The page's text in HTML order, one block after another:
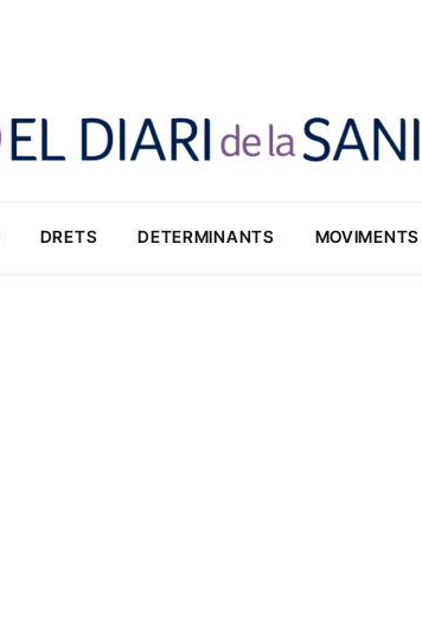
DRETS DETERMINANTS MOVIMENTS